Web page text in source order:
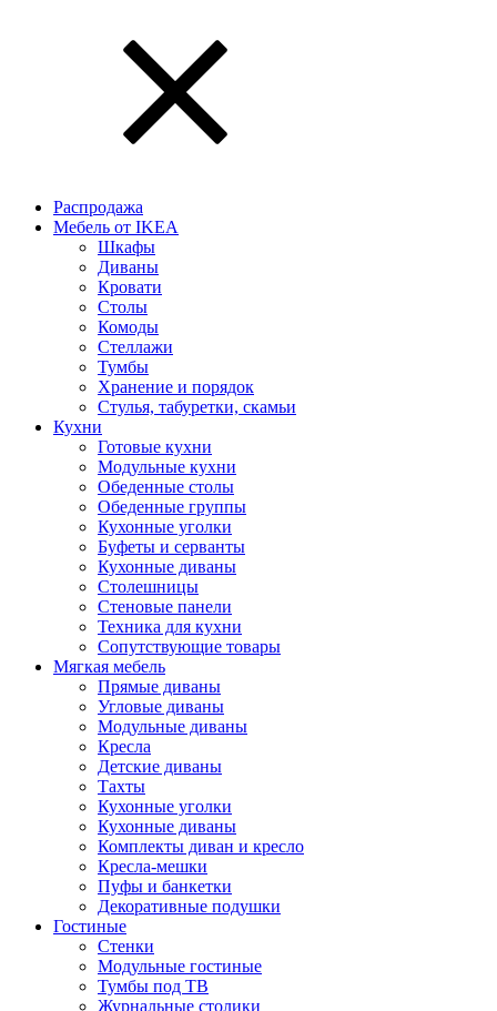
Распродажа
Мебель от IKEA
Шкафы
Диваны
Кровати
Столы
Комоды
Стеллажи
Тумбы
Хранение и порядок
Стулья, табуретки, скамьи
Кухни
Готовые кухни
Модульные кухни
Обеденные столы
Обеденные группы
Кухонные уголки
Буфеты и серванты
Кухонные диваны
Столешницы
Стеновые панели
Техника для кухни
Сопутствующие товары
Мягкая мебель
Прямые диваны
Угловые диваны
Модульные диваны
Кресла
Детские диваны
Тахты
Кухонные уголки
Кухонные диваны
Комплекты диван и кресло
Кресла-мешки
Пуфы и банкетки
Декоративные подушки
Гостиные
Стенки
Модульные гостиные
Тумбы под ТВ
Журнальные столики